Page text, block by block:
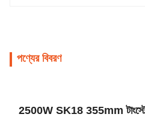
পণ্যের বিবরণ
2500W SK18 355mm